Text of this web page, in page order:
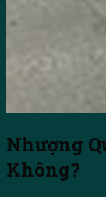
Nhượng
Không?